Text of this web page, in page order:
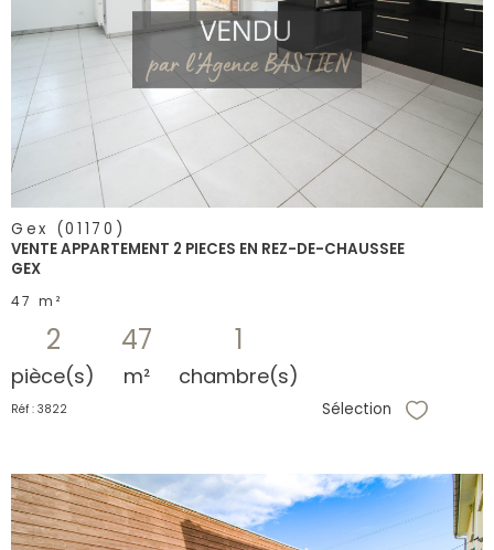
voir le
bien
Gex (01170)
VENTE APPARTEMENT 2 PIECES EN REZ-DE-CHAUSSEE
GEX
47 m²
2
pièce(s)
47
m²
1
chambre(s)
Réf : 3822 Sélection